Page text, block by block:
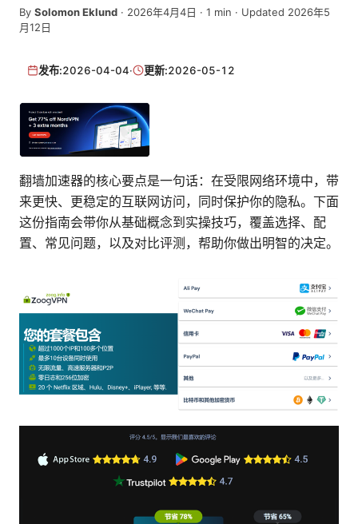
By Solomon Eklund · 2026年4月4日 · 1 min · Updated 2026年5
月12日
发布:2026-04-04· 更新:2026-05-12
翻墙加速器的核心要点是一句话：在受限网络环境中，带
来更快、更稳定的互联网访问，同时保护你的隐私。下面
这份指南会带你从基础概念到实操技巧，覆盖选择、配
置、常见问题，以及对比评测，帮助你做出明智的决定。